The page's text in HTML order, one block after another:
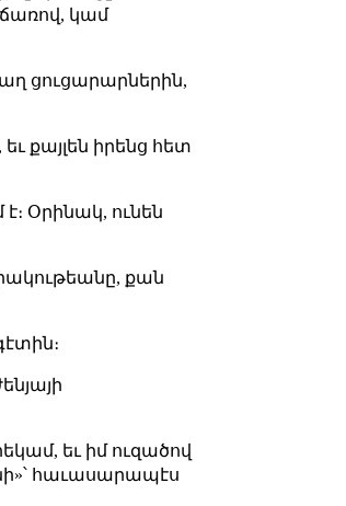
կամ
ցուցարարներին,
քայլեն իրենց հետ
Օրինակ, ունեն
քան
եւ իմ ուզածով
հաւասարապէս